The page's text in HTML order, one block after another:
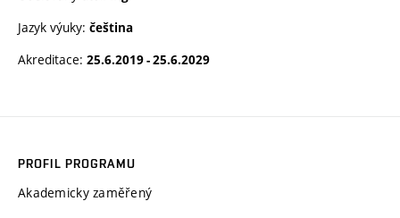
Jazyk výuky: čeština
Akreditace: 25.6.2019 - 25.6.2029
PROFIL PROGRAMU
Akademicky zaměřený